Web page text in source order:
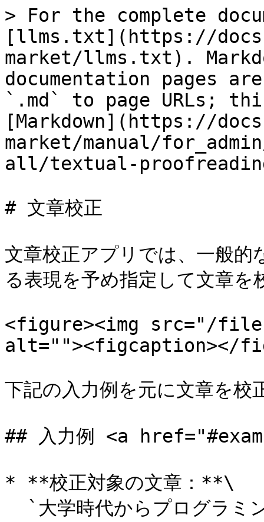
> For the complete
[llms.txt](https://
market/llms.txt).
documentation pages
`.md` to page URLs;
[Markdown](https://
market/manual/
all/textual-
# 文章校正
文章校正アプリでは、一般
る表現を予め指定して文章を
<figure><img src="/
alt=""><figcaption></
下記の入力例を元に文章を校
## 入力例 <a
* **校正対象の文章：**\